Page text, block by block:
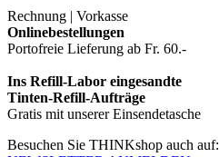
Rechnung | Vorkasse
Onlinebestellungen
Portofreie Lieferung ab Fr. 60.-
Ins Refill-Labor eingesandte
Tinten-Refill-Aufträge
Gratis mit unserer Einsendetasche
Besuchen Sie THINKshop auch auf: